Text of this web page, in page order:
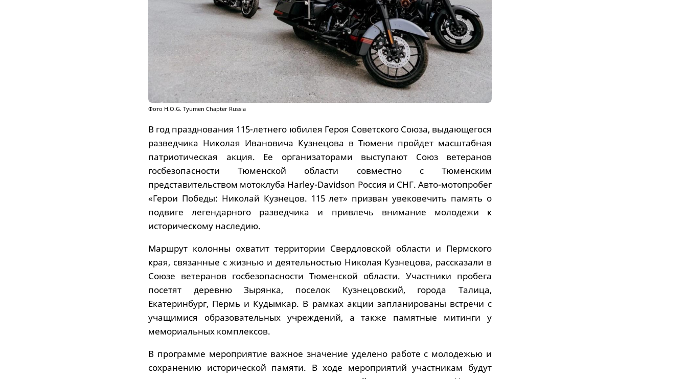
Фото H.O.G. Tyumen Chapter Russia
В год празднования 115-летнего юбилея Героя Советского Союза, выдающегося
разведчика Николая Ивановича Кузнецова в Тюмени пройдет масштабная
патриотическая акция. Ее организаторами выступают Союз ветеранов
госбезопасности Тюменской области совместно с Тюменским
представительством мотоклуба Harley-Davidson Россия и СНГ. Авто-мотопробег
«Герои Победы: Николай Кузнецов. 115 лет» призван увековечить память о
подвиге легендарного разведчика и привлечь внимание молодежи к
историческому наследию.
Маршрут колонны охватит территории Свердловской области и Пермского
края, связанные с жизнью и деятельностью Николая Кузнецова, рассказали в
Союзе ветеранов госбезопасности Тюменской области. Участники пробега
посетят деревню Зырянка, поселок Кузнецовский, города Талица,
Екатеринбург, Пермь и Кудымкар. В рамках акции запланированы встречи с
учащимися образовательных учреждений, а также памятные митинги у
мемориальных комплексов.
В программе мероприятие важное значение уделено работе с молодежью и
сохранению исторической памяти. В ходе мероприятий участникам будут